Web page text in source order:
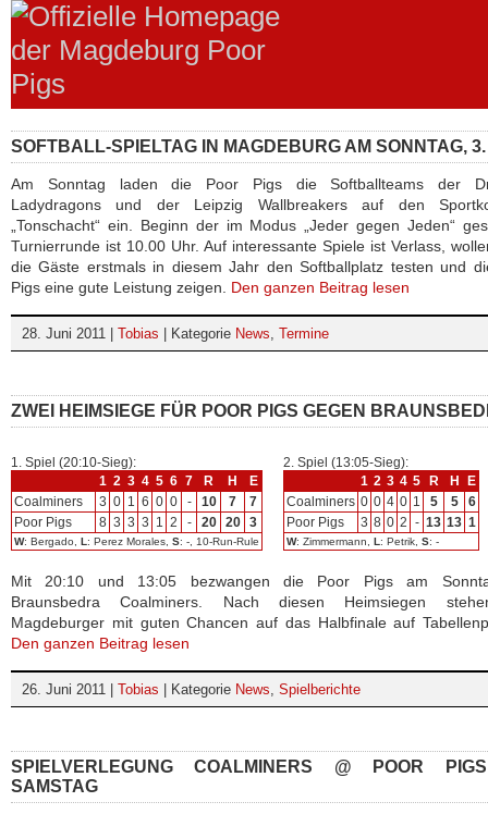
SOFTBALL-SPIELTAG IN MAGDEBURG AM SONNTAG,
Am Sonntag laden die Poor Pigs die Softballteams der
Ladydragons und der Leipzig Wallbreakers auf den
„Tonschacht“ ein. Beginn der im Modus „Jeder gegen Jeden“
Turnierrunde ist 10.00 Uhr. Auf interessante Spiele ist Verlass,
die Gäste erstmals in diesem Jahr den Softballplatz testen und
Pigs eine gute Leistung zeigen. Den ganzen Beitrag lesen
28. Juni 2011 | Tobias | Kategorie News, Termine
ZWEI HEIMSIEGE FÜR POOR PIGS GEGEN
1. Spiel (20:10-Sieg):
1 2 3 4 5 6 7 R H
E
Coalminers
3 0 1 6 0 0 - 10 7
7
Poor Pigs
8 3 3 3 1 2 - 20 20 3
W: Bergado, L : Perez Morales, S: -, 10-Run-Rule
2. Spiel (13:05-Sieg):
1 2 3 4 5 R H
E
Coalminers 0 0 4 0 1 5 5
6
Poor Pigs
3 8 0 2 - 13 13 1
W: Zimmermann, L : Petrik, S: -
Mit 20:10 und 13:05 bezwangen die Poor Pigs am
Braunsbedra Coalminers. Nach diesen Heimsiegen
Magdeburger mit guten Chancen auf das Halbfinale auf
Den ganzen Beitrag lesen
26. Juni 2011 | Tobias | Kategorie News, Spielberichte
SPIELVERLEGUNG COALMINERS @ POOR
SAMSTAG